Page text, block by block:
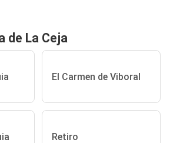
de La Ceja
El Carmen de Viboral
Retiro